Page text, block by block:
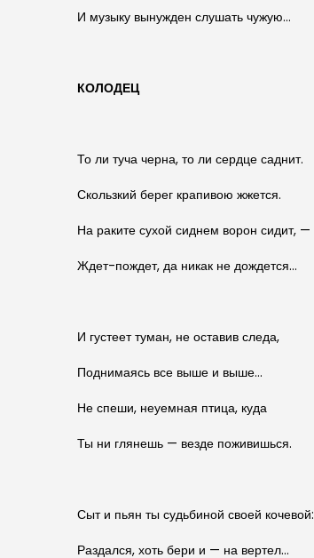
И музыку вынужден слушать чужую…
КОЛОДЕЦ
То ли туча черна, то ли сердце саднит.
Скользкий берег крапивою жжется.
На раките сухой сиднем ворон сидит, —
Ждет-пождет, да никак не дождется…
И густеет туман, не оставив следа,
Поднимаясь все выше и выше…
Не спеши, неуемная птица, куда
Ты ни глянешь — везде поживишься.
Сыт и пьян ты судьбиной своей кочевой:
Раздался, хоть бери и — на вертел…